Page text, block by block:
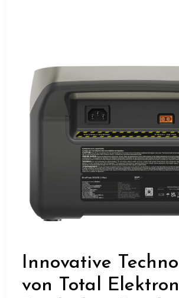
Innovative
von Total